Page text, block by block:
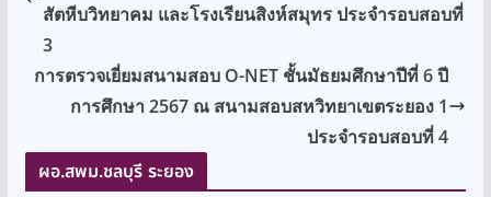
สัตหีบวิทยาคม และโรงเรียนสิงห์สมุทร ประจำรอบสอบที่
3
การตรวจเยี่ยมสนามสอบ O-NET ชั้นมัธยมศึกษาปีที่ 6 ปี
การศึกษา 2567 ณ สนามสอบสหวิทยาเขตระยอง 1
ประจำรอบสอบที่ 4
ผอ.สพม.ชลบุรี ระยอง